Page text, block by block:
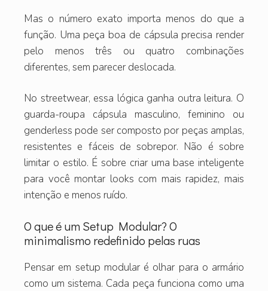
Mas o número exato importa menos do que a
função. Uma peça boa de cápsula precisa render
pelo menos três ou quatro combinações
diferentes, sem parecer deslocada.
No streetwear, essa lógica ganha outra leitura. O
guarda-roupa cápsula masculino, feminino ou
genderless pode ser composto por peças amplas,
resistentes e fáceis de sobrepor. Não é sobre
limitar o estilo. É sobre criar uma base inteligente
para você montar looks com mais rapidez, mais
intenção e menos ruído.
O que é um Setup Modular? O
minimalismo redefinido pelas ruas
Pensar em setup modular é olhar para o armário
como um sistema. Cada peça funciona como uma